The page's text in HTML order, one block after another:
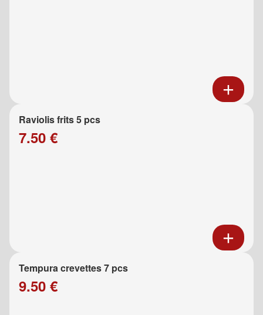
Raviolis frits 5 pcs
7.50 €
Tempura crevettes 7 pcs
9.50 €